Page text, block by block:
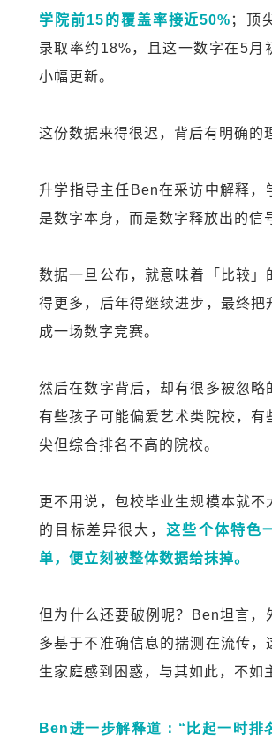
学院前15的覆盖率接近50% ；顶
录取率约 18%，且这一数字在5月
小幅更新。
这份数据来得很迟，背后有明确的
升学指导主任 Ben在采访中解释，
是数字本身，而是数字释放出的信
数据一旦公布，就意味着「比较」
得更多，后年得继续进步，最终把
成一场数字竞赛。
然后在数字背后，却有很多被忽略
有些孩子可能偏爱艺术类院校，有
尖但综合排名不高的院校。
更不用说，包校毕业生规模本就不
的目标差异很大，这些个体特色
单，便立刻被整体数据给抹掉。
但为什么还要破例呢？ Ben坦言，
多基于不准确信息的揣测在流传，
生家庭感到困惑，与其如此，不如
Ben进一步解释道：“比起一时排